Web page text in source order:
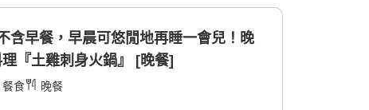
早餐，早晨可悠閒地再睡一會兒！晚
『土雞刺身火鍋』 [晚餐]
餐食 晚餐